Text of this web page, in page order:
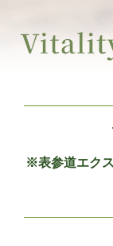
※表参道エク